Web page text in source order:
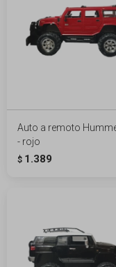
Auto a remoto
- rojo
$ 1.389